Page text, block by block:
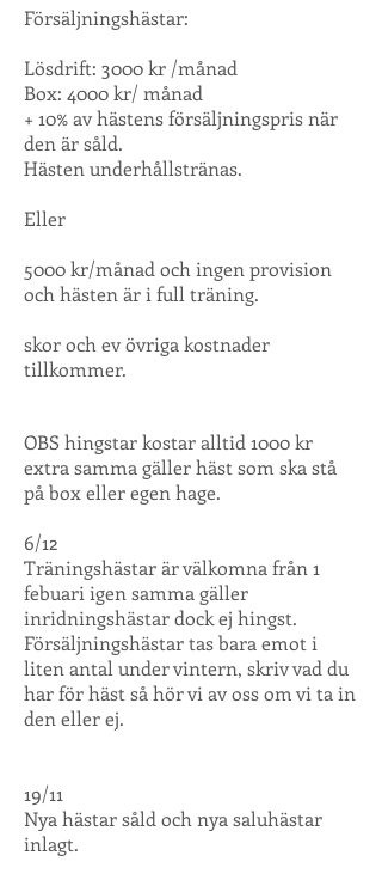
Försäljningshästar:
Lösdrift: 3000 kr /månad
Box: 4000 kr/ månad
+ 10% av hästens försäljningspris när
den är såld.
Hästen underhållstränas.
Eller
5000 kr/månad och ingen provision
och hästen är i full träning.
skor och ev övriga kostnader
tillkommer.
OBS hingstar kostar alltid 1000 kr
extra samma gäller häst som ska stå
på box eller egen hage.
6/12
Träningshästar är välkomna från 1
febuari igen samma gäller
inridningshästar dock ej hingst.
Försäljningshästar tas bara emot i
liten antal under vintern, skriv vad du
har för häst så hör vi av oss om vi ta in
den eller ej.
19/11
Nya hästar såld och nya saluhästar
inlagt.